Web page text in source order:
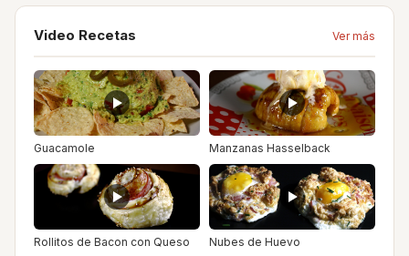
Video Recetas Ver más
Guacamole Manzanas Hasselback
Rollitos de Bacon con Queso Nubes de Huevo